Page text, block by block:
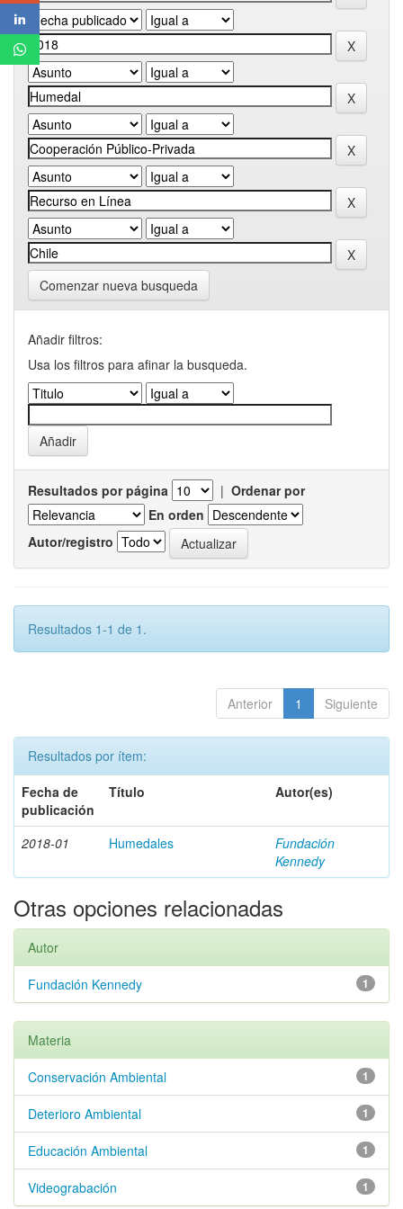
Comenzar nueva busqueda
Añadir filtros:
Usa los filtros para afinar la busqueda.
Resultados por página | Ordenar por
En orden
Autor/registro
Resultados 1-1 de 1.
Anterior 1 Siguiente
Resultados por ítem:
Fecha de
publicación
Título Autor(es)
2018-01 Humedales
Fundación
Kennedy
Otras opciones relacionadas
Autor
1
Fundación Kennedy
Materia
1
Conservación Ambiental
1
Deterioro Ambiental
1
Educación Ambiental
1
Videograbación